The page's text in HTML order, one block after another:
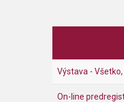
Výstava -
On-line